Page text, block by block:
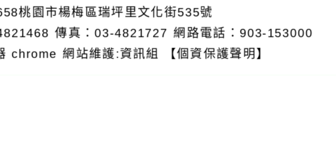
桃園市楊梅區瑞坪里文化街535號
傳真：03-4821727 網路電話：903-153000
chrome 網站維護:資訊組 【個資保護聲明】